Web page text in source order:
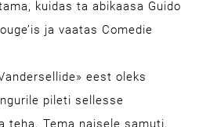
kuidas ta abikaasa Guido
ja vaatas Comedie
eest oleks
pileti sellesse
teha. Tema naisele samuti.